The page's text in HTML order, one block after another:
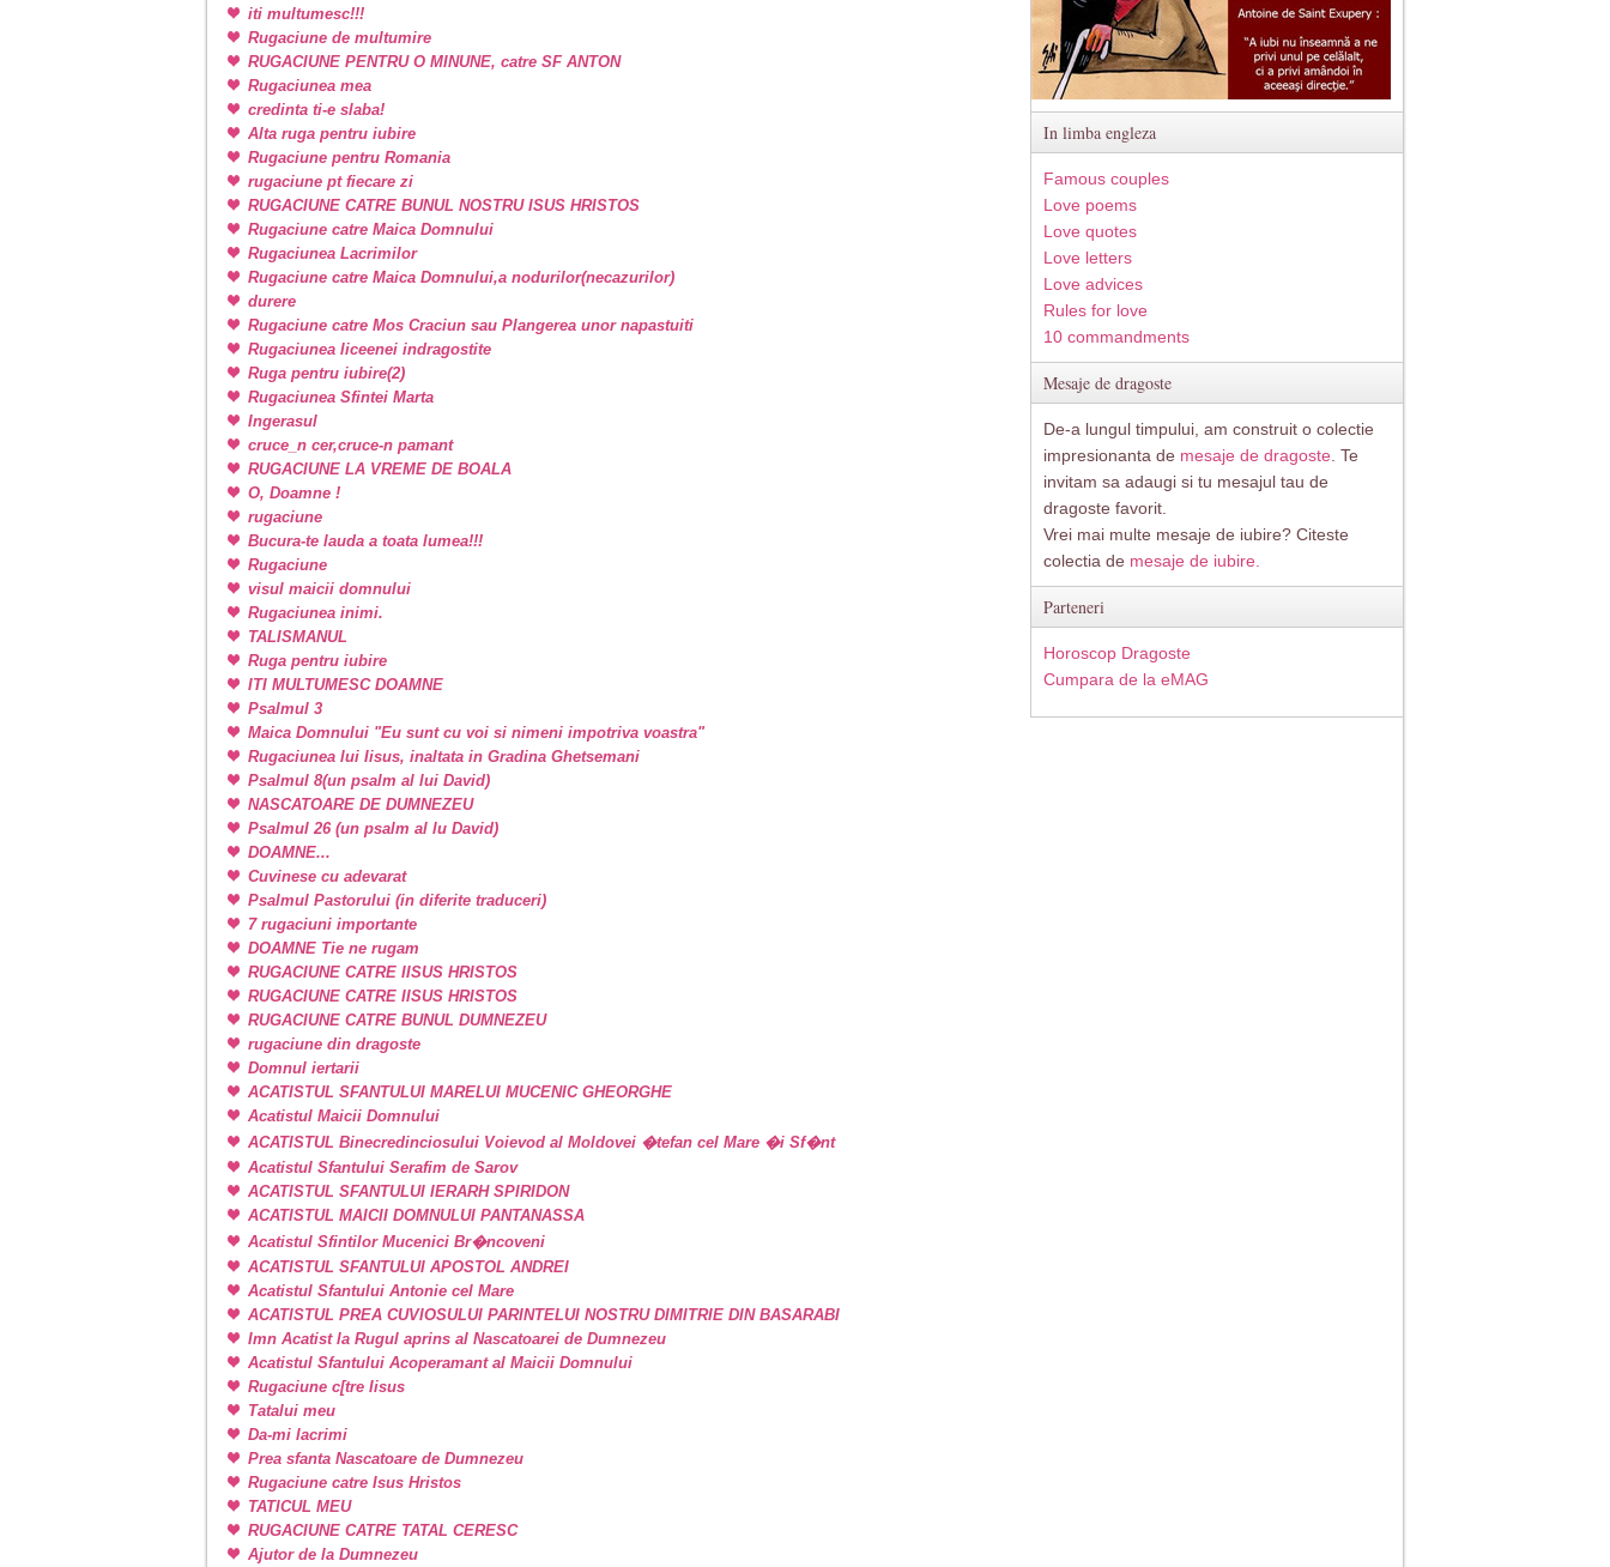
iti multumesc!!!
Rugaciune de multumire
RUGACIUNE PENTRU O MINUNE, catre SF ANTON
Rugaciunea mea
credinta ti-e slaba!
Alta ruga pentru iubire
Rugaciune pentru Romania
rugaciune pt fiecare zi
RUGACIUNE CATRE BUNUL NOSTRU ISUS HRISTOS
Rugaciune catre Maica Domnului
Rugaciunea Lacrimilor
Rugaciune catre Maica Domnului,a nodurilor(necazurilor)
durere
Rugaciune catre Mos Craciun sau Plangerea unor napastuiti
Rugaciunea liceenei indragostite
Ruga pentru iubire(2)
Rugaciunea Sfintei Marta
Ingerasul
cruce_n cer,cruce-n pamant
RUGACIUNE LA VREME DE BOALA
O, Doamne !
rugaciune
Bucura-te lauda a toata lumea!!!
Rugaciune
visul maicii domnului
Rugaciunea inimi.
TALISMANUL
Ruga pentru iubire
ITI MULTUMESC DOAMNE
Psalmul 3
Maica Domnului "Eu sunt cu voi si nimeni impotriva voastra"
Rugaciunea lui Iisus, inaltata in Gradina Ghetsemani
Psalmul 8(un psalm al lui David)
NASCATOARE DE DUMNEZEU
Psalmul 26 (un psalm al lu David)
DOAMNE...
Cuvinese cu adevarat
Psalmul Pastorului (in diferite traduceri)
7 rugaciuni importante
DOAMNE Tie ne rugam
RUGACIUNE CATRE IISUS HRISTOS
RUGACIUNE CATRE IISUS HRISTOS
RUGACIUNE CATRE BUNUL DUMNEZEU
rugaciune din dragoste
Domnul iertarii
ACATISTUL SFANTULUI MARELUI MUCENIC GHEORGHE
Acatistul Maicii Domnului
ACATISTUL Binecredinciosului Voievod al Moldovei �tefan cel Mare �i Sf�nt
Acatistul Sfantului Serafim de Sarov
ACATISTUL SFANTULUI IERARH SPIRIDON
ACATISTUL MAICII DOMNULUI PANTANASSA
Acatistul Sfintilor Mucenici Br�ncoveni
ACATISTUL SFANTULUI APOSTOL ANDREI
Acatistul Sfantului Antonie cel Mare
ACATISTUL PREA CUVIOSULUI PARINTELUI NOSTRU DIMITRIE DIN BASARABI
Imn Acatist la Rugul aprins al Nascatoarei de Dumnezeu
Acatistul Sfantului Acoperamant al Maicii Domnului
Rugaciune c[tre Iisus
Tatalui meu
Da-mi lacrimi
Prea sfanta Nascatoare de Dumnezeu
Rugaciune catre Isus Hristos
TATICUL MEU
RUGACIUNE CATRE TATAL CERESC
Ajutor de la Dumnezeu
In limba engleza
Famous couples
Love poems
Love quotes
Love letters
Love advices
Rules for love
10 commandments
Mesaje de dragoste
De-a lungul timpului, am construit o colectie
impresionanta de mesaje de dragoste . Te
invitam sa adaugi si tu mesajul tau de
dragoste favorit.
Vrei mai multe mesaje de iubire? Citeste
colectia de mesaje de iubire.
Parteneri
Horoscop Dragoste
Cumpara de la eMAG